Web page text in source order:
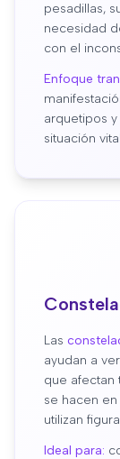
pesadillas,
necesidad
con el
Enfoque
arquetipos
situación
Las
ayudan a
que afectan
se hacen
utilizan
Ideal para: